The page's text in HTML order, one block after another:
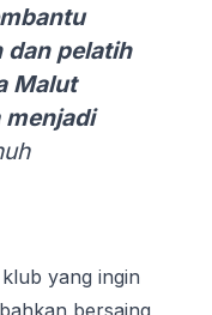
dan pelatih
Malut
menjadi
yang ingin
bersaing